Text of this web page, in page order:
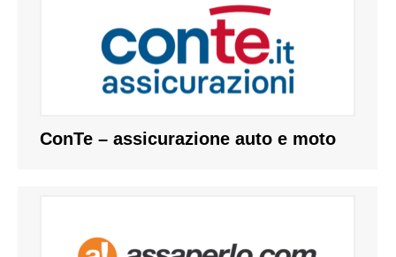
ConTe – assicurazione auto e moto